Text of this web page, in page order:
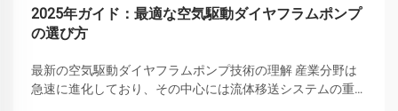
2025年ガイド：最適な空気駆動ダイヤフラムポンプ
の選び方
最新の空気駆動ダイヤフラムポンプ技術の理解 産業分野は
急速に進化しており、その中心には流体移送システムの重要